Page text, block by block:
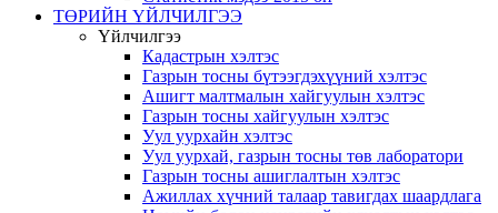
ТӨРИЙН ҮЙЛЧИЛГЭЭ
Үйлчилгээ
Кадастрын хэлтэс
Газрын тосны бүтээгдэхүүний хэлтэс
Ашигт малтмалын хайгуулын хэлтэс
Газрын тосны хайгуулын хэлтэс
Уул уурхайн хэлтэс
Уул уурхай, газрын тосны төв лаборатори
Газрын тосны ашиглалтын хэлтэс
Ажиллах хүчний талаар тавигдах шаардлага